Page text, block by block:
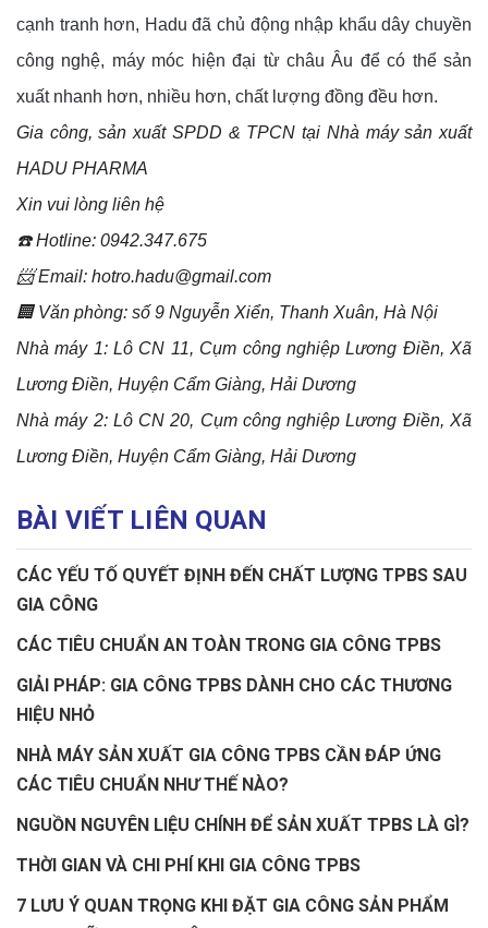
cạnh tranh hơn, Hadu đã chủ động nhập khẩu dây chuyền
công nghệ, máy móc hiện đại từ châu Âu để có thể sản
xuất nhanh hơn, nhiều hơn, chất lượng đồng đều hơn.
Gia công, sản xuất SPDD & TPCN tại Nhà máy sản xuất
HADU PHARMA
Xin vui lòng liên hệ
☎️ Hotline: 0942.347.675
📨 Email: hotro.hadu@gmail.com
🏢 Văn phòng: số 9 Nguyễn Xiển, Thanh Xuân, Hà Nội
Nhà máy 1: Lô CN 11, Cụm công nghiệp Lương Điền, Xã
Lương Điền, Huyện Cẩm Giàng, Hải Dương
Nhà máy 2: Lô CN 20, Cụm công nghiệp Lương Điền, Xã
Lương Điền, Huyện Cẩm Giàng, Hải Dương
BÀI VIẾT LIÊN QUAN
CÁC YẾU TỐ QUYẾT ĐỊNH ĐẾN CHẤT LƯỢNG TPBS SAU
GIA CÔNG
CÁC TIÊU CHUẨN AN TOÀN TRONG GIA CÔNG TPBS
GIẢI PHÁP: GIA CÔNG TPBS DÀNH CHO CÁC THƯƠNG
HIỆU NHỎ
NHÀ MÁY SẢN XUẤT GIA CÔNG TPBS CẦN ĐÁP ỨNG
CÁC TIÊU CHUẨN NHƯ THẾ NÀO?
NGUỒN NGUYÊN LIỆU CHÍNH ĐỂ SẢN XUẤT TPBS LÀ GÌ?
THỜI GIAN VÀ CHI PHÍ KHI GIA CÔNG TPBS
7 LƯU Ý QUAN TRỌNG KHI ĐẶT GIA CÔNG SẢN PHẨM